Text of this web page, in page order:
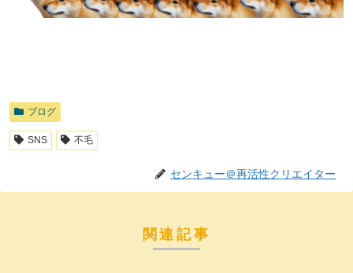
ブログ
SNS 不毛
センキュー＠再活性クリエイター
関連記事